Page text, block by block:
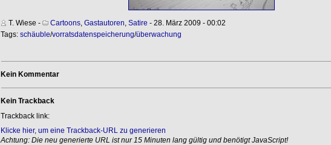
T. Wiese - Cartoons, Gastautoren Satire - 28. März 2009 - 00:02
Tags: schäuble/vorratsdatenspeicherung/überwachung
Kein Kommentar
Kein Trackback
Trackback link:
Klicke hier, um eine Trackback-URL zu generieren
Achtung: Die neu generierte URL ist nur 15 Minuten lang gültig und benötigt JavaScript!